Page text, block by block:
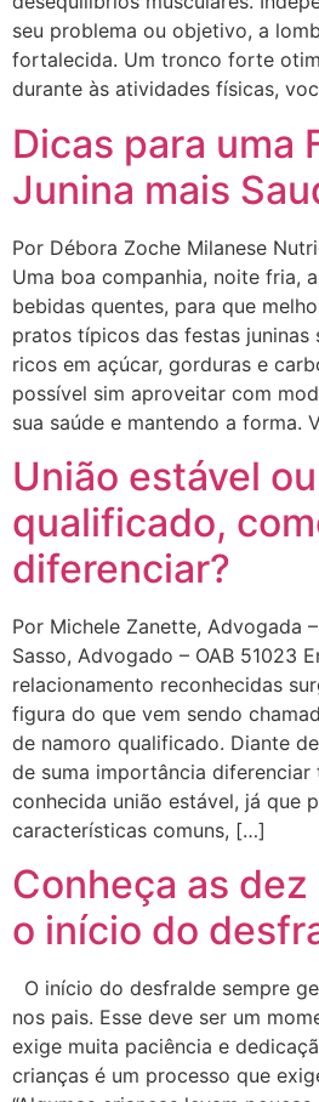
seu problema ou objetivo, a
fortalecida. Um tronco forte
durante às atividades físicas,
Dicas para uma
Junina mais
Por Débora Zoche Milanese
Uma boa companhia, noite fria,
bebidas quentes, para que
pratos típicos das festas juninas
ricos em açúcar, gorduras e
possível sim aproveitar com
sua saúde e mantendo a forma.
União estável
qualificado,
diferenciar?
Por Michele Zanette, Advogada
Sasso, Advogado – OAB 51023
relacionamento reconhecidas
figura do que vem sendo
de namoro qualificado. Diante
de suma importância diferenciar
conhecida união estável, já que
características comuns, […]
Conheça as
o início do
O início do desfralde sempre
nos pais. Esse deve ser um
exige muita paciência e
crianças é um processo que